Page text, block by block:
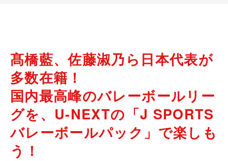
髙橋藍、佐藤淑乃ら日本代表が
多数在籍！
国内最高峰のバレーボールリー
グを、 U-NEXTの「J SPORTS
バレーボールパック」で楽しも
う！